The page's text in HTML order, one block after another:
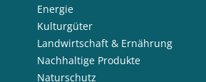
Energie
Kulturgüter
Landwirtschaft & Ernährung
Nachhaltige Produkte
Naturschutz